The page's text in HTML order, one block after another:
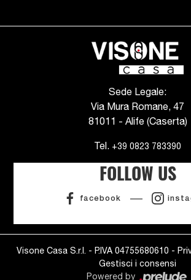
Sede Legale:
Via Mura Romane, 47
81011 - Alife (Caserta)
Tel. +39 0823 783390
FOLLOW US
facebook
Visone Casa S.r.l. - P.IVA 04755680610 -
Gestisci i consensi
Powered by